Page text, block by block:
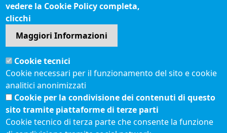
Seguici su
Sito web
Accesso riservato
Mappa del sito
Redazione
Statistiche di accesso
vedere la Cookie Policy completa,
clicchi
Maggiori Informazioni
Cookie tecnici
Cookie necessari per il funzionamento del sito e cookie
analitici anonimizzati
Cookie per la condivisione dei contenuti di questo
sito tramite piattaforme di terze parti
Cookie tecnico di terza parte che consente la funzione